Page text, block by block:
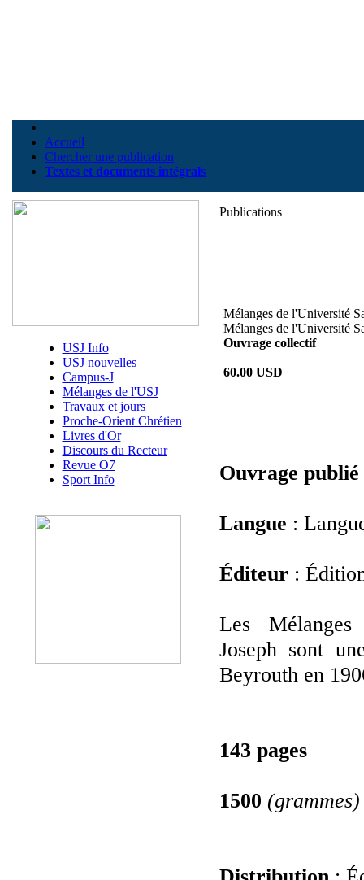
Accueil
Chercher une publication
Textes et documents intégrals
USJ Info
USJ nouvelles
Campus-J
Mélanges de l'USJ
Travaux et jours
Proche-Orient Chrétien
Livres d'Or
Discours du Recteur
Revue O7
Sport Info
Publications
Mélanges de l'Université
Mélanges de l'Université
Ouvrage collectif
60.00 USD
Ouvrage publié
Langue :
Éditeur :
Les
Joseph sont
Beyrouth en
143 pages
1500 (grammes)